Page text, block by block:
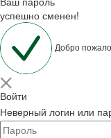
успешно сменен!
Добро
Войти
Неверный логин или